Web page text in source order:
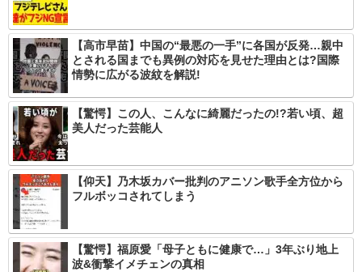
【高市早苗】中国の“最悪の一手”に各国が反発…親中
とされる国までも異例の対応を見せた理由とは?国際
情勢に広がる波紋を解説!
【驚愕】この人、こんなに綺麗だったの!?若い頃、超
美人だった芸能人
【仰天】乃木坂カバー批判のアニソン歌手全方位から
フルボッコされてしまう
【驚愕】福原愛「母子ともに健康で…」3年ぶり地上
波&衝撃イメチェンの真相